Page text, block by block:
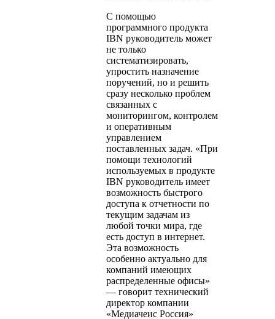
С помощью
программного продукта
IBN руководитель может
не только
систематизировать,
упростить назначение
поручений, но и решить
сразу несколько проблем
связанных с
мониторингом, контролем
и оперативным
управлением
поставленных задач. «При
помощи технологий
используемых в продукте
IBN руководитель имеет
возможность быстрого
доступа к отчетности по
текущим задачам из
любой точки мира, где
есть доступ в интернет.
Эта возможность
особенно актуально для
компаний имеющих
распределенные офисы»
— говорит технический
директор компании
«Медиачеис Россия»